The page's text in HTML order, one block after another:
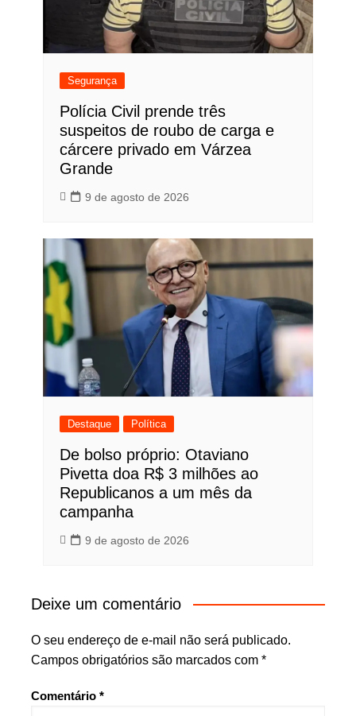
Segurança
Polícia Civil prende três
suspeitos de roubo de carga e
cárcere privado em Várzea
Grande
9 de agosto de 2026
Destaque Política
De bolso próprio: Otaviano
Pivetta doa R$ 3 milhões ao
Republicanos a um mês da
campanha
9 de agosto de 2026
Deixe um comentário
O seu endereço de e-mail não será publicado.
Campos obrigatórios são marcados com *
Comentário *